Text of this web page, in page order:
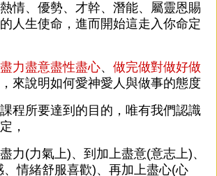
情、優勢、才幹、潛能、屬靈恩賜
人生使命，進而開始這走入你命定
盡力盡意盡性盡心、 做完做對做好做
來說明如何愛神愛人與做事的態度
程所要達到的目的，唯有我們認識
，
力(力氣上)、到加上盡意(意志上)、
情緒舒服喜歡)、再加上盡心(心